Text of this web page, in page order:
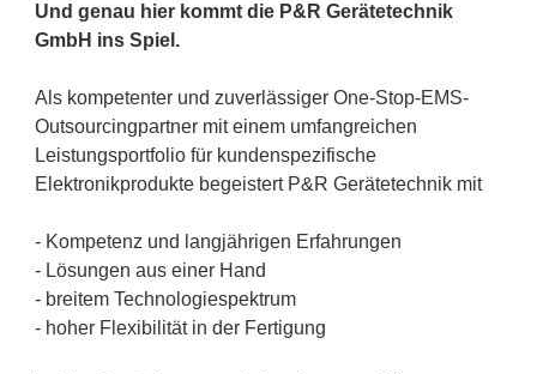
Und genau hier kommt die P&R Gerätetechnik
GmbH ins Spiel.
Als kompetenter und zuverlässiger One-Stop-EMS-
Outsourcingpartner mit einem umfangreichen
Leistungsportfolio für kundenspezifische
Elektronikprodukte begeistert P&R Gerätetechnik mit
- Kompetenz und langjährigen Erfahrungen
- Lösungen aus einer Hand
- breitem Technologiespektrum
- hoher Flexibilität in der Fertigung